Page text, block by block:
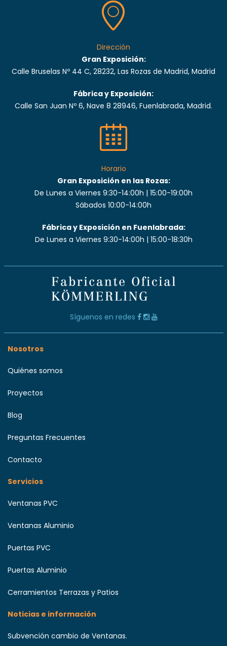
Dirección
Gran Exposición:
Calle Bruselas Nº 44 C, 28232, Las Rozas de Madrid, Madrid
Fábrica y Exposición:
Calle San Juan Nº 6, Nave 8 28946, Fuenlabrada, Madrid.
Horario
Gran Exposición en las Rozas:
De Lunes a Viernes 9:30-14:00h | 15:00-19:00h
Sábados 10:00-14:00h
Fábrica y Exposición en Fuenlabrada:
De Lunes a Viernes 9:30-14:00h | 15:00-18:30h
Síguenos en redes
Nosotros
Quiénes somos
Proyectos
Blog
Preguntas Frecuentes
Contacto
Servicios
Ventanas PVC
Ventanas Aluminio
Puertas PVC
Puertas Aluminio
Cerramientos Terrazas y Patios
Noticias e información
Subvención cambio de Ventanas.